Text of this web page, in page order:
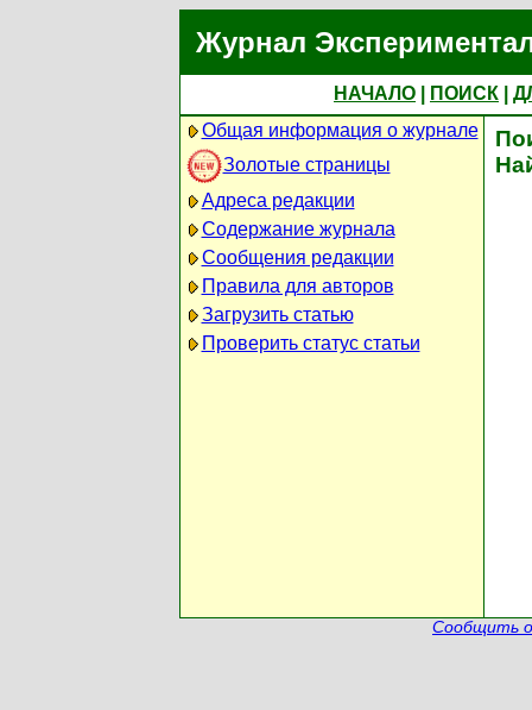
Журнал
НАЧАЛО ПОИСК
Общая информация о журнале
Золотые страницы
Адреса редакции
Содержание журнала
Сообщения редакции
Правила для авторов
Загрузить статью
Проверить статус статьи
Сообщить о